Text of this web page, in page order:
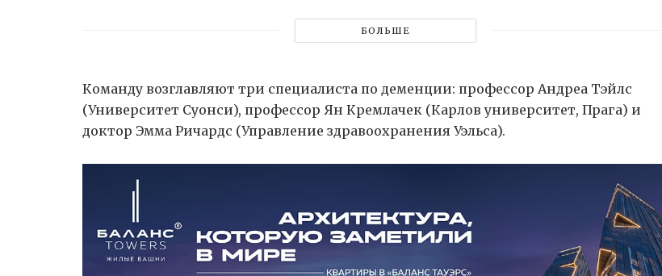
БОЛЬШЕ
Команду возглавляют три специалиста по деменции: профессор Андреа Тэйлс
(Университет Суонси), профессор Ян Кремлачек (Карлов университет, Прага) и
доктор Эмма Ричардс (Управление здравоохранения Уэльса).